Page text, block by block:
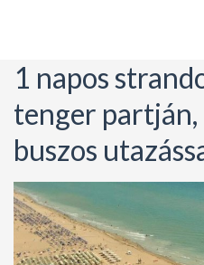
1 napos
tenger partján,
buszos